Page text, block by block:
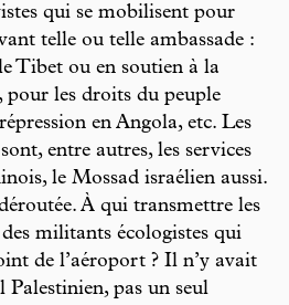
qui se mobilisent pour
telle ou telle ambassade :
Tibet ou en soutien à la
pour les droits du peuple
en Angola, etc. Les
entre autres, les services
le Mossad israélien aussi.
À qui transmettre les
militants écologistes qui
de l’aéroport ? Il n’y avait
Palestinien, pas un seul